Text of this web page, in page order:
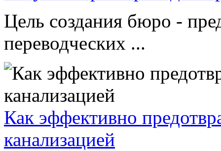
Цель создания бюро -
переводческих ...
Как эффективно
канализацией